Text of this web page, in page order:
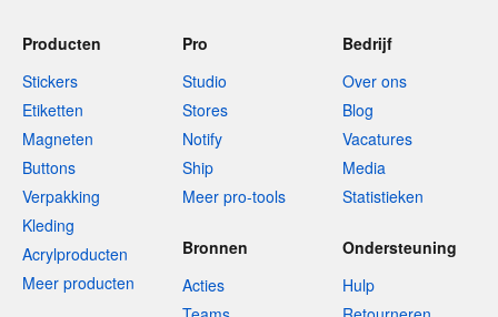
Producten
Stickers
Etiketten
Magneten
Buttons
Verpakking
Kleding
Acrylproducten
Meer producten
Pro
Studio
Stores
Notify
Ship
Meer pro-tools
Bedrijf
Over ons
Blog
Vacatures
Media
Statistieken
Bronnen
Acties
Ondersteuning
Hulp